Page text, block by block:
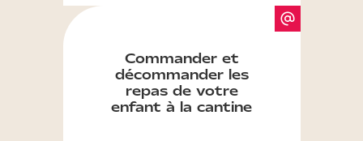
Commander et
décommander les
repas de votre
enfant à la cantine